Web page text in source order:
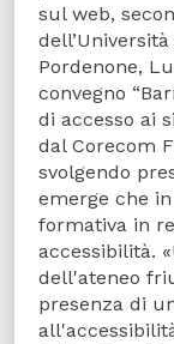
sul web,
Pordenone,
convegno
di accesso ai
dal Corecom
svolgendo
emerge che
formativa in
accessibilità.
dell'ateneo
presenza di